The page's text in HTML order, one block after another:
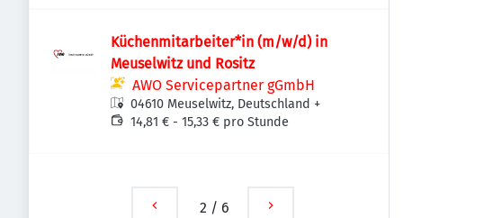
Küchenmitarbeiter*in (m/w/d) in
Meuselwitz und Rositz
AWO Servicepartner gGmbH
04610 Meuselwitz, Deutschland +
14,81 € - 15,33 € pro Stunde
2 / 6